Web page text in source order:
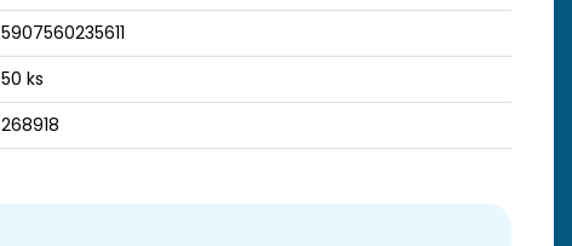
5907560235611
50 ks
268918